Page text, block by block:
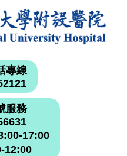
專線
服務
17:00
12:00